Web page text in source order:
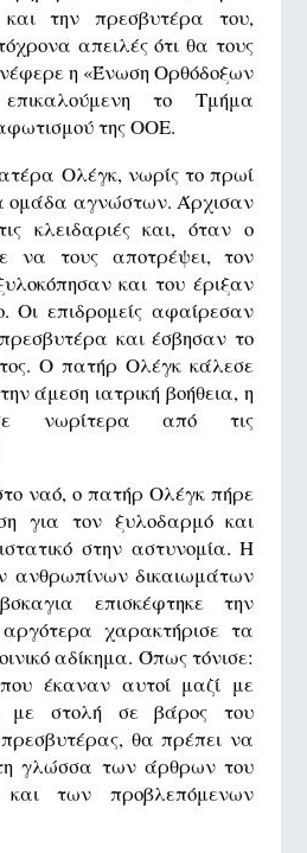
και την πρεσβυτέρα του,
απειλές ότι θα τους
η «Ένωση Ορθόδοξων
το Τμήμα
της ΟΟΕ.
Ολέγκ, νωρίς το πρωί
ομάδα αγνώστων. Άρχισαν
κλειδαριές και, όταν ο
να τους αποτρέψει, τον
και του έριξαν
Οι επιδρομείς αφαίρεσαν
και έσβησαν το
Ο πατήρ Ολέγκ κάλεσε
άμεση ιατρική βοήθεια, η
νωρίτερα από τις
ναό, ο πατήρ Ολέγκ πήρε
για τον ξυλοδαρμό και
στην αστυνομία. Η
ανθρωπίνων δικαιωμάτων
επισκέφτηκε την
χαρακτήρισε τα
αδίκημα. Όπως τόνισε:
έκαναν αυτοί μαζί με
με στολή σε βάρος του
θα πρέπει να
γλώσσα των άρθρων του
και των προβλεπόμενων